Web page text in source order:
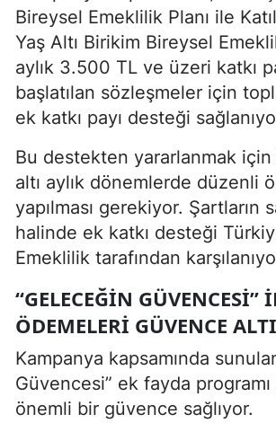
Bireysel Emeklilik Planı ile
Yaş Altı Birikim Bireysel
aylık 3.500 TL ve üzeri katkı
başlatılan sözleşmeler için
ek katkı payı desteği
Bu destekten yararlanmak
altı aylık dönemlerde düzenli
yapılması gerekiyor. Şartların
halinde ek katkı desteği
Emeklilik tarafından
“GELECEĞIN GÜVENCESI”
ÖDEMELERI GÜVENCE
Kampanya kapsamında
Güvencesi” ek fayda
önemli bir güvence sağlıyor.